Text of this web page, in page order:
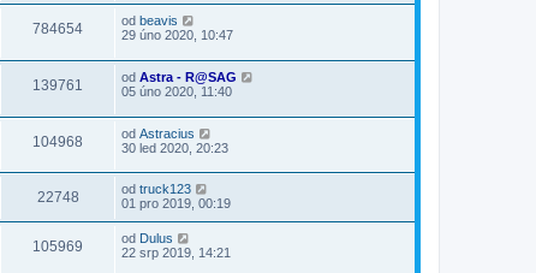
784654 od beavis
29 úno 2020, 10:47
139761 od Astra - R@SAG
05 úno 2020, 11:40
104968 od Astracius
30 led 2020, 20:23
22748 od truck123
01 pro 2019, 00:19
105969 od Dulus
22 srp 2019, 14:21